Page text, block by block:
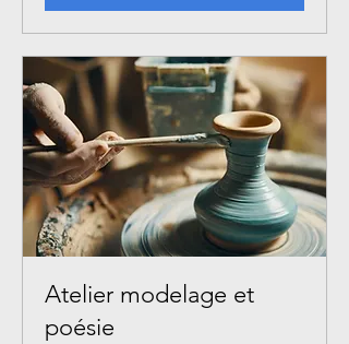
Atelier modelage et
poésie